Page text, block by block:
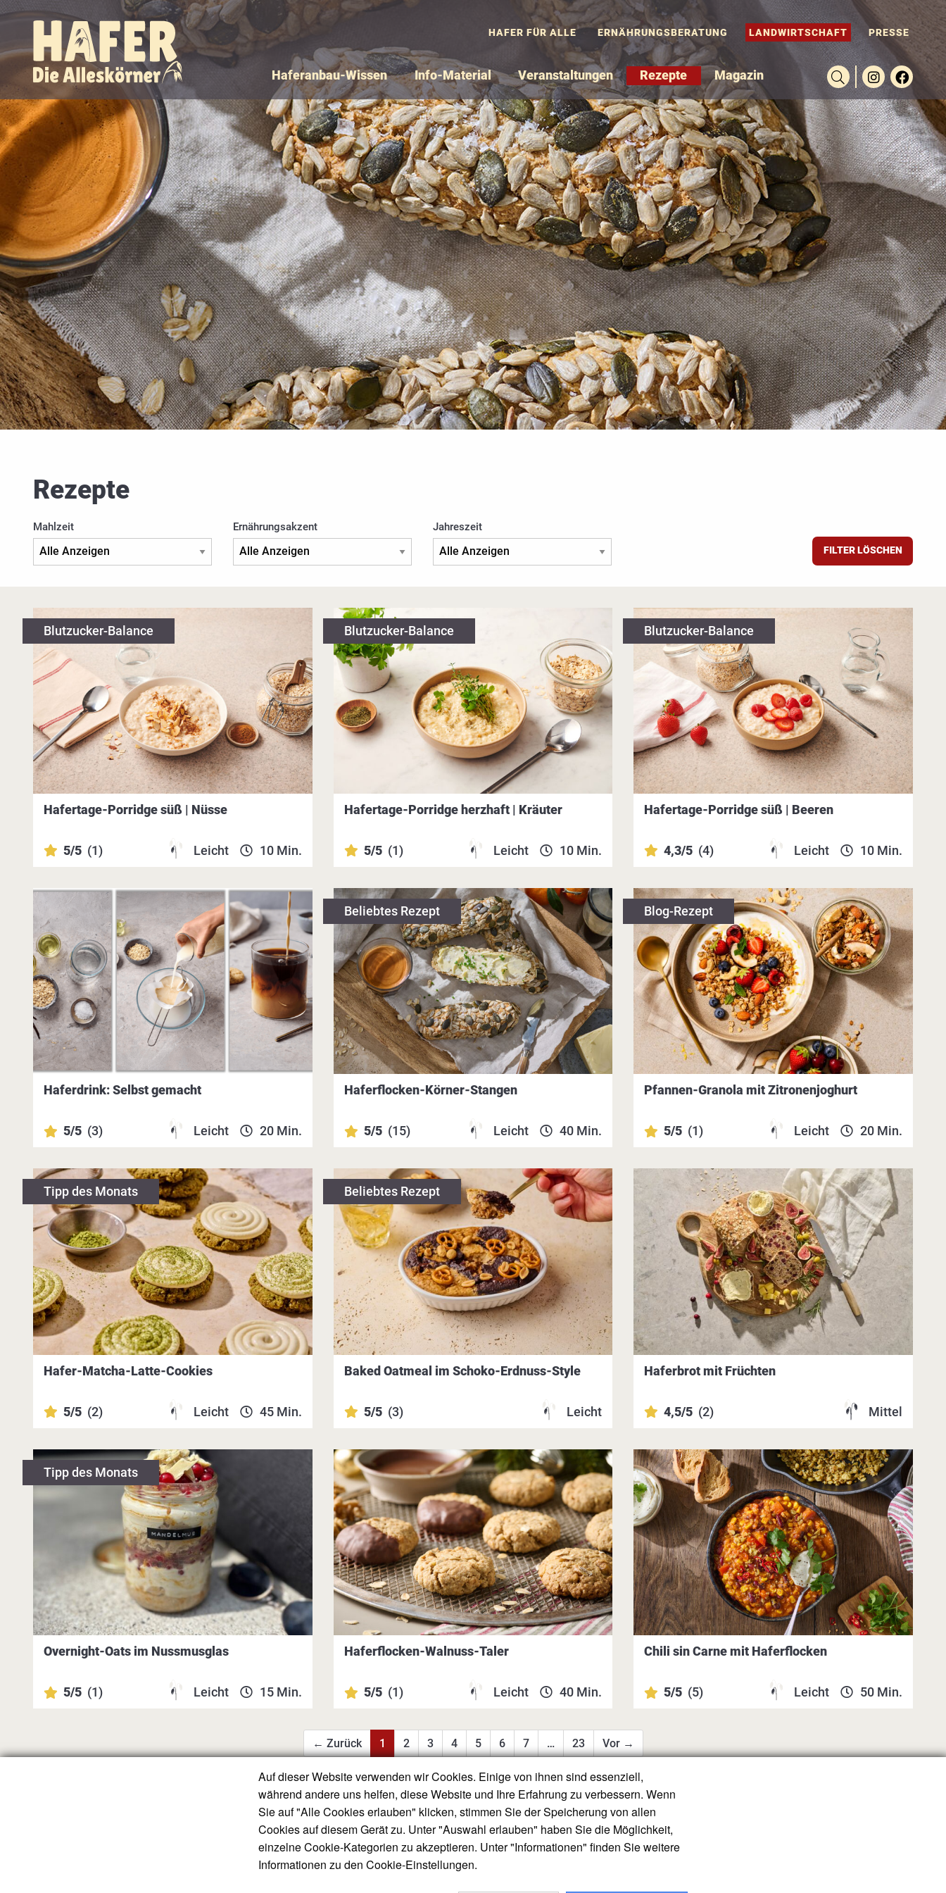
HAFER FÜR ALLE ERNÄHRUNGSBERATUNG LANDWIRTSCHAFT PRESSE
Haferanbau-Wissen Info-Material Veranstaltungen Rezepte Magazin
Rezepte
Mahlzeit Ernährungsakzent Jahreszeit
FILTER LÖSCHEN
Blutzucker-Balance
Hafertage-Porridge süß | Nüsse
5/5 (1) Leicht 10 Min.
Blutzucker-Balance
Hafertage-Porridge herzhaft | Kräuter
5/5 (1) Leicht 10 Min.
Blutzucker-Balance
Hafertage-Porridge süß | Beeren
4,3/5 (4) Leicht 10 Min.
Haferdrink: Selbst gemacht
5/5 (3) Leicht 20 Min.
Beliebtes Rezept
Haferflocken-Körner-Stangen
5/5 (15) Leicht 40 Min.
Blog-Rezept
Pfannen-Granola mit Zitronenjoghurt
5/5 (1) Leicht 20 Min.
Tipp des Monats
Hafer-Matcha-Latte-Cookies
5/5 (2) Leicht 45 Min.
Beliebtes Rezept
Baked Oatmeal im Schoko-Erdnuss-Style
5/5 (3) Leicht
Haferbrot mit Früchten
4,5/5 (2) Mittel
Tipp des Monats
Overnight-Oats im Nussmusglas
5/5 (1) Leicht 15 Min.
Haferflocken-Walnuss-Taler
5/5 (1) Leicht 40 Min.
Chili sin Carne mit Haferflocken
5/5 (5) Leicht 50 Min.
← Zurück 1 2 3 4 5 6 7 … 23 Vor →
Stärkewirtschaft VGMS e.V.
Neustädtische Kirchstraße 7A, 10117 Berlin
Datenschutz
Auf dieser Website verwenden wir Cookies. Einige von ihnen sind essenziell,
während andere uns helfen, diese Website und Ihre Erfahrung zu verbessern. Wenn
Sie auf "Alle Cookies erlauben" klicken, stimmen Sie der Speicherung von allen
Cookies auf diesem Gerät zu. Unter "Auswahl erlauben" haben Sie die Möglichkeit,
einzelne Cookie-Kategorien zu akzeptieren. Unter "Informationen" finden Sie weitere
Informationen zu den Cookie-Einstellungen.